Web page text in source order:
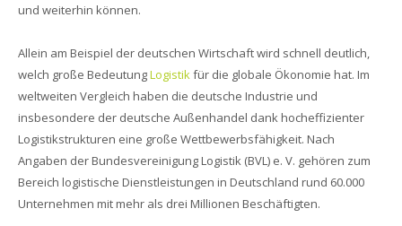
und weiterhin können.
Allein am Beispiel der deutschen Wirtschaft wird schnell deutlich,
welch große BedeutungLogistikfür die globale Ökonomie hat. Im
weltweiten Vergleich haben die deutsche Industrie und
insbesondere der deutsche Außenhandel dank hocheffizienter
Logistikstrukturen eine große Wettbewerbsfähigkeit. Nach
Angaben der Bundesvereinigung Logistik (BVL) e. V. gehören zum
Bereich logistische Dienstleistungen in Deutschland rund 60.000
Unternehmen mit mehr als drei Millionen Beschäftigten.